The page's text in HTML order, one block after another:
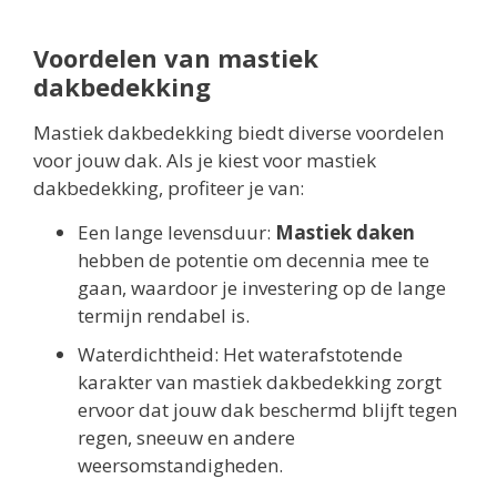
Voordelen van mastiek
dakbedekking
Mastiek dakbedekking biedt diverse voordelen
voor jouw dak. Als je kiest voor mastiek
dakbedekking, profiteer je van:
Een lange levensduur: Mastiek daken
hebben de potentie om decennia mee te
gaan, waardoor je investering op de lange
termijn rendabel is.
Waterdichtheid: Het waterafstotende
karakter van mastiek dakbedekking zorgt
ervoor dat jouw dak beschermd blijft tegen
regen, sneeuw en andere
weersomstandigheden.